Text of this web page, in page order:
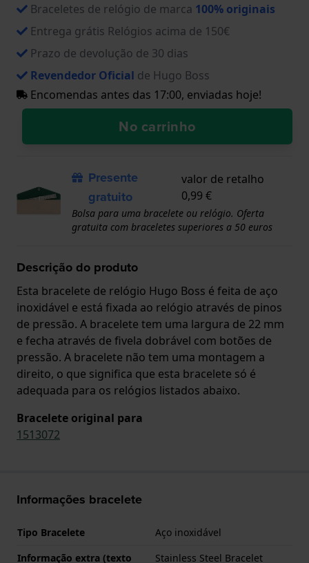
Braceletes de relógio de marca 100% originais
Entrega grátis Relógios acima de 150€
Prazo de devolução de 30 dias
Revendedor Oficial de Hugo Boss
Encomendas antes das 17:00, enviadas hoje!
No carrinho
Presente
gratuito
valor de retalho
0,99 €
Bolsa para uma bracelete ou relógio. Oferta
gratuita com braceletes superiores a 50 euros
Descrição do produto
Esta bracelete de relógio Hugo Boss é feita de aço
inoxidável e está fixada ao relógio através de pinos
de pressão. A bracelete tem uma largura de 22 mm
e fecha através de fivela dobrável com botões de
pressão. A bracelete não tem uma montagem a
direito, o que significa que esta bracelete só é
adequada para os relógios listados abaixo.
Bracelete original para
1513072
Informações bracelete
Tipo Bracelete
Aço inoxidável
Informação extra (texto
Stainless Steel Bracelet